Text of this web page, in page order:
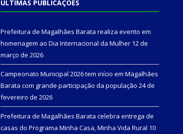
ÚLTIMAS PUBLICAÇÕES
Prefeitura de Magalhães Barata realiza evento em
homenagem ao Dia Internacional da Mulher 12 de
março de 2026
Campeonato Municipal 2026 tem início em Magalhães
Barata com grande participação da população 24 de
fevereiro de 2026
Prefeitura de Magalhães Barata celebra entrega de
casas do Programa Minha Casa, Minha Vida Rural 10